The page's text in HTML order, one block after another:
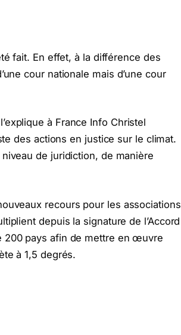
fait. En effet, à la différence des
cour nationale mais d’une cour
à France Info Christel
des actions en justice sur le climat.
de juridiction, de manière
recours pour les associations
depuis la signature de l’Accord
200 pays afin de mettre en œuvre
à 1,5 degrés.